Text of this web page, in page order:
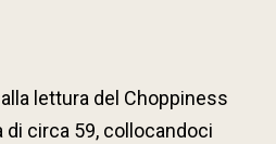
lettura del Choppiness
circa 59, collocandoci